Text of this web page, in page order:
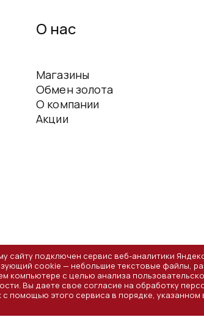
О нас
Магазины
Обмен золота
О компании
Акции
д.112 кв.58 ИНН:616405248606
размещённая на данной странице, не
сайту подключен сервис веб-аналитики
cookie — небольшие текстовые файлы,
компьютере с целью анализа
Вы даете свое согласие на обработку
с помощью этого сервиса в порядке, указанном